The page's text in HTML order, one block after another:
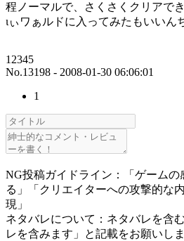
程ノーマルで、さくさくクリアで
ιぃワぁルドに入ってみたもいいん
12345
No.13198 - 2008-01-30 06:06:01
1
NG投稿ガイドライン：「ゲームの
る」「クリエイターへの攻撃的な
現」
ネタバレについて：ネタバレを含
レを含みます」と記載をお願いしま